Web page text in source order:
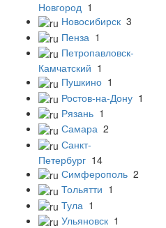
Новгород 1
Новосибирск 3
Пенза 1
Петропавловск-
Камчатский 1
Пушкино 1
Ростов-на-Дону 1
Рязань 1
Самара 2
Санкт-
Петербург 14
Симферополь 2
Тольятти 1
Тула 1
Ульяновск 1